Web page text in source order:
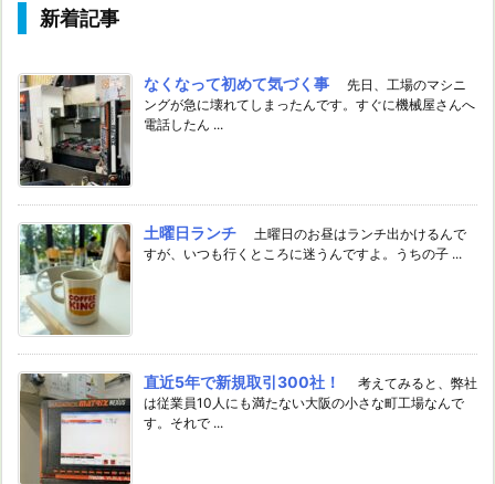
新着記事
なくなって初めて気づく事
先日、工場のマシニ
ングが急に壊れてしまったんです。すぐに機械屋さんへ
電話したん ...
土曜日ランチ
土曜日のお昼はランチ出かけるんで
すが、いつも行くところに迷うんですよ。うちの子 ...
直近5年で新規取引300社！
考えてみると、弊社
は従業員10人にも満たない大阪の小さな町工場なんで
す。それで ...